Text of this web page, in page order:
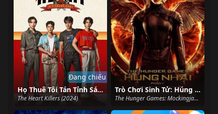
Họ Thuê Tôi Tán Tỉnh Sát Thủ
The Heart Killers (2024)
Đang chiếu
Trò Chơi Sinh Tử: Húng Nhại - Phần 1
The Hunger Games: Mockingjay - Part 1 (2014)